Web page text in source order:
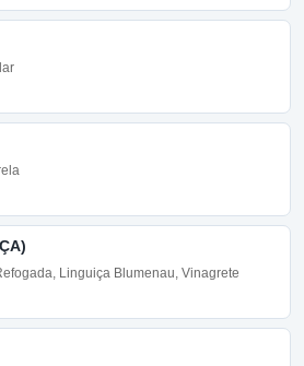
Linguiça Blumenau, Vinagrete